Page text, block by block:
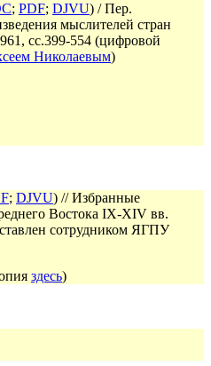
; PDF; DJVU) / Пер.
мыслителей стран
сс.399-554 (цифровой
Николаевым)
; DJVU) // Избранные
Востока IX-XIV вв.
сотрудником ЯГПУ
здесь)